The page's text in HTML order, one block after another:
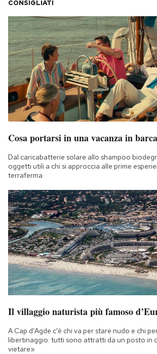
CONSIGLIATI
Cosa portarsi in una vacanza in barca
Dal caricabatterie solare allo shampoo
oggetti utili a chi si approccia alle prime
terraferma
Il villaggio naturista più famoso
A Cap d'Agde c'è chi va per stare nudo e chi
libertinaggio: tutti sono attratti da un posto in
vietare»